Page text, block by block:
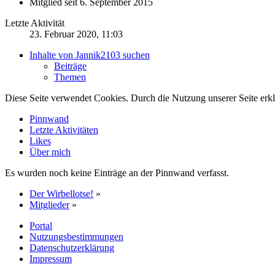
Letzte Aktivität
23. Februar 2020, 11:03
Inhalte von Jannik2103 suchen
Beiträge
Themen
Diese Seite verwendet Cookies. Durch die Nutzung unserer Seite
Pinnwand
Letzte Aktivitäten
Likes
Über mich
Es wurden noch keine Einträge an der Pinnwand verfasst.
Der Wirbellotse! »
Mitglieder »
Portal
Nutzungsbestimmungen
Datenschutzerklärung
Impressum